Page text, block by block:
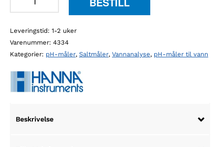
pH-,
salinitet-
og
temperaturlogger
Leveringstid: 1-2 uker
Varenummer: 4334
Kategorier: pH-måler, Saltmåler, Vannanalyse, pH-måler til vann
Beskrivelse